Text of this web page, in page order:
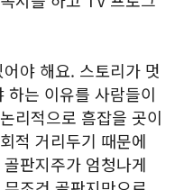
야 해요. 스토리가 멋
하는 이유를 사람들이
리적으로 흠잡을 곳이
적 거리두기 때문에
판지주가 엄청나게